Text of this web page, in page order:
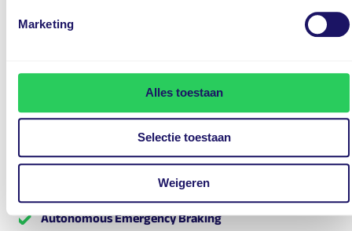
Marketing
Alles toestaan
Selectie toestaan
Weigeren
Autonomous Emergency Braking